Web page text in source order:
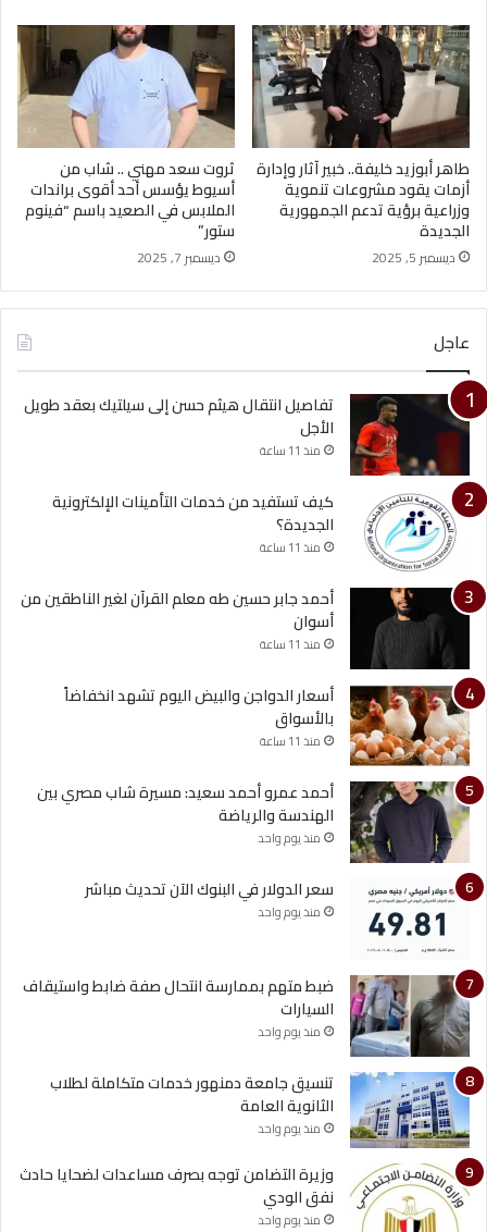
طاهر أبوزيد خليفة.. خبير آثار وإدارة
أزمات يقود مشروعات تنموية
وزراعية برؤية تدعم الجمهورية
الجديدة
ديسمبر 5, 2025
ثروت سعد مهني .. شاب من
أسيوط يؤسس أحد أقوى براندات
الملابس في الصعيد باسم “فينوم
ستور”
ديسمبر 7, 2025
عاجل
تفاصيل انتقال هيثم حسن إلى سيلتيك بعقد طويل
الأجل
منذ 11 ساعة
كيف تستفيد من خدمات التأمينات الإلكترونية
الجديدة؟
منذ 11 ساعة
أحمد جابر حسين طه معلم القرآن لغير الناطقين من
أسوان
منذ 11 ساعة
أسعار الدواجن والبيض اليوم تشهد انخفاضاً
بالأسواق
منذ 11 ساعة
أحمد عمرو أحمد سعيد: مسيرة شاب مصري بين
الهندسة والرياضة
منذ يوم واحد
سعر الدولار في البنوك الآن تحديث مباشر
منذ يوم واحد
ضبط متهم بممارسة انتحال صفة ضابط واستيقاف
السيارات
منذ يوم واحد
تنسيق جامعة دمنهور خدمات متكاملة لطلاب
الثانوية العامة
منذ يوم واحد
وزيرة التضامن توجه بصرف مساعدات لضحايا حادث
نفق الودي
منذ يوم واحد